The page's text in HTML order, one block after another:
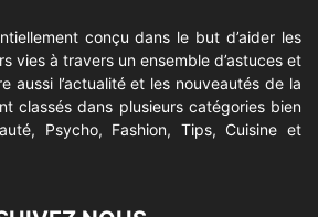
conçu dans le but d’aider les
vies à travers un ensemble d’astuces et
aussi l’actualité et les nouveautés de la
classés dans plusieurs catégories bien
Psycho, Fashion, Tips, Cuisine et